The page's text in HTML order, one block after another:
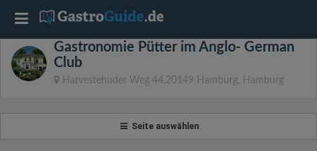
Gastronomie Pütter im Anglo- German
Club
Harvestehuder Weg 44,20149 Hamburg, Hamburg
Seite auswählen
T
o